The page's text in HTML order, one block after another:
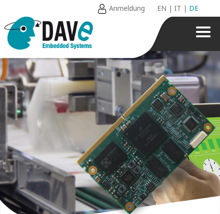
Anmeldung EN |IT | DE